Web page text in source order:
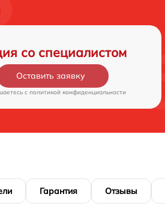
со специалистом
Оставить заявку
c политикой конфиденциальности
Гарантия Отзывы